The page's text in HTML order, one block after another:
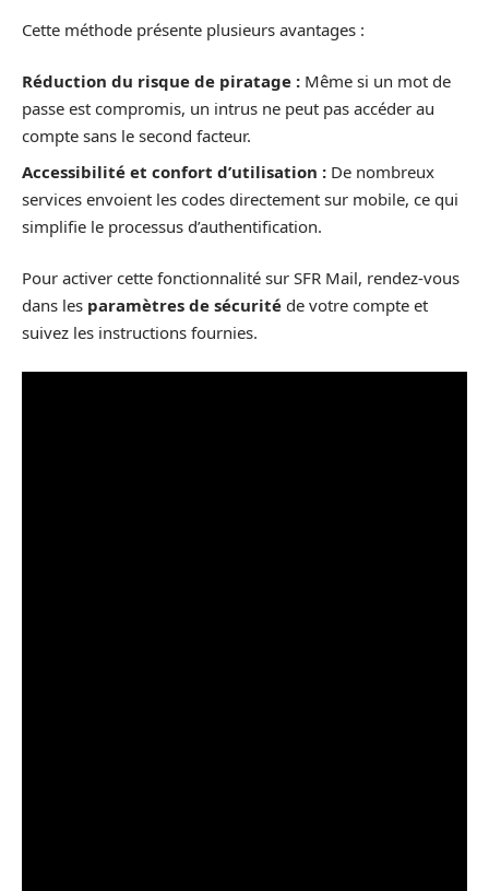
Cette méthode présente plusieurs avantages :
Réduction du risque de piratage : Même si un mot de
passe est compromis, un intrus ne peut pas accéder au
compte sans le second facteur.
Accessibilité et confort d’utilisation : De nombreux
services envoient les codes directement sur mobile, ce qui
simplifie le processus d’authentification.
Pour activer cette fonctionnalité sur SFR Mail, rendez-vous
dans les paramètres de sécurité de votre compte et
suivez les instructions fournies.